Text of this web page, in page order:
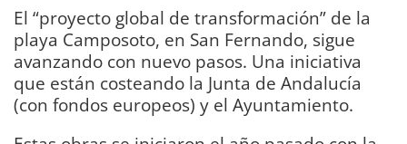
El “proyecto global de transformación” de la
playa Camposoto, en San Fernando, sigue
avanzando con nuevo pasos. Una iniciativa
que están costeando la Junta de Andalucía
(con fondos europeos) y el Ayuntamiento.